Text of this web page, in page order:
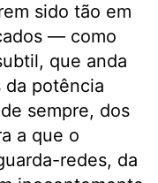
sido tão em
— como
que anda
da potência
sempre, dos
a que o
redes, da